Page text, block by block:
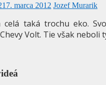
17. marca 2012 Jozef Murarik
celá taká trochu eko.
Volt. Tie však neboli